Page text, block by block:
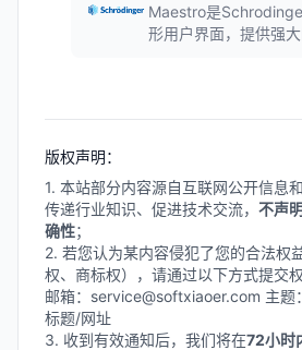
Maestro是
形用户界面，提供强
台。
版权声明：
1. 本站部分内容源自互联网公开信息
传递行业知识、促进技术交流， 不声
确性；
2. 若您认为某内容侵犯了您的合法权
权、商标权），请通过以下方式提交权
邮箱：service@softxiaoer.com 主题
标题/网址
3. 收到有效通知后，我们将在72小时